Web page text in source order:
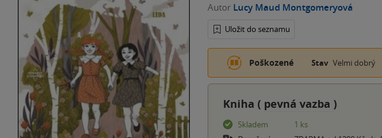
Autor Lucy Maud Montgomeryová
Uložit do seznamu
Poškozené Stav Velmi dobrý
Kniha ( pevná vazba )
Skladem
1 ks